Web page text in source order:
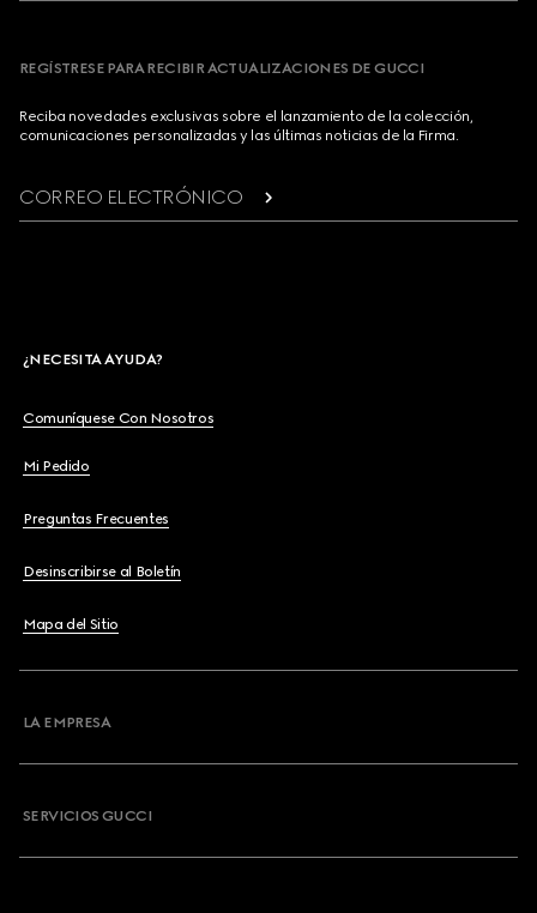
REGÍSTRESE PARA RECIBIR ACTUALIZACIONES DE GUCCI
Reciba novedades exclusivas sobre el lanzamiento de la colección,
comunicaciones personalizadas y las últimas noticias de la Firma.
CORREO ELECTRÓNICO
¿NECESITA AYUDA?
Comuníquese Con Nosotros
Mi Pedido
Preguntas Frecuentes
Desinscribirse al Boletín
Mapa del Sitio
LA EMPRESA
SERVICIOS GUCCI